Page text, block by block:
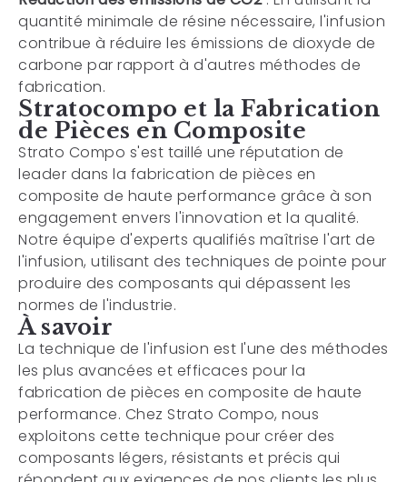
quantité minimale de résine nécessaire, l'infusion
contribue à réduire les émissions de dioxyde de
carbone par rapport à d'autres méthodes de
fabrication.
Stratocompo et la Fabrication
de Pièces en Composite
Strato Compo s'est taillé une réputation de
leader dans la fabrication de pièces en
composite de haute performance grâce à son
engagement envers l'innovation et la qualité.
Notre équipe d'experts qualifiés maîtrise l'art de
l'infusion, utilisant des techniques de pointe pour
produire des composants qui dépassent les
normes de l'industrie.
À savoir
La technique de l'infusion est l'une des méthodes
les plus avancées et efficaces pour la
fabrication de pièces en composite de haute
performance. Chez Strato Compo, nous
exploitons cette technique pour créer des
composants légers, résistants et précis qui